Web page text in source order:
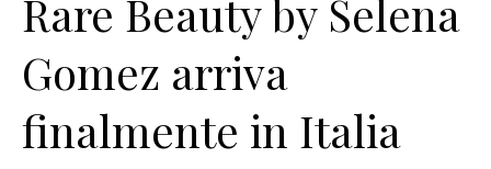
Rare Beauty by Selena
Gomez arriva
finalmente in Italia